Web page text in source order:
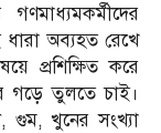
গণমাধ্যমকর্মীদের
অব্যহত রেখে
প্রশিক্ষিত করে
গড়ে তুলতে চাই।
গুম, খুনের সংখ্যা